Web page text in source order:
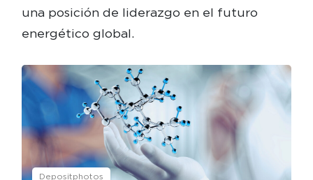
una posición de liderazgo en el futuro
energético global.
Depositphotos